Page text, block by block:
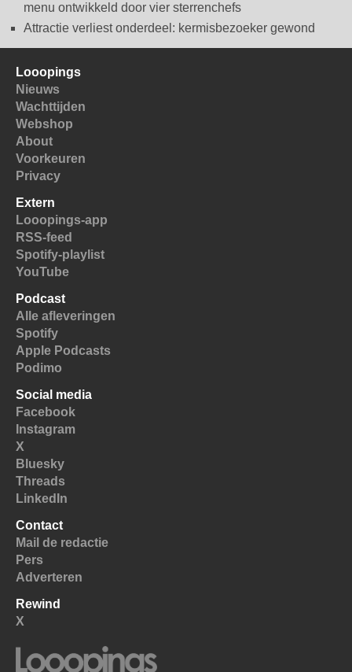
menu ontwikkeld door vier sterrenchefs
Attractie verliest onderdeel: kermisbezoeker gewond
Looopings
Nieuws
Wachttijden
Webshop
About
Voorkeuren
Privacy
Extern
Looopings-app
RSS-feed
Spotify-playlist
YouTube
Podcast
Alle afleveringen
Spotify
Apple Podcasts
Podimo
Social media
Facebook
Instagram
X
Bluesky
Threads
LinkedIn
Contact
Mail de redactie
Pers
Adverteren
Rewind
X